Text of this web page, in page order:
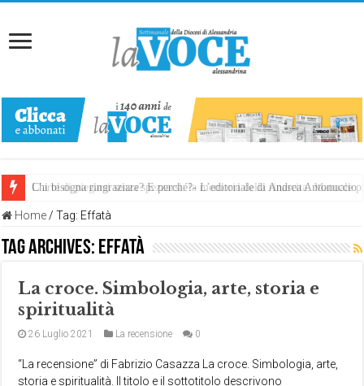
Chi bisogna ringraziare? E perché?- L’editoriale di Andrea Antonuccio
L’arte di piegarsi senza spezzarsi: la memoria della rinascita.
Home / Tag: Effatà
Tag Archives: Effatà
La croce. Simbologia, arte, storia e
spiritualità
26 Luglio 2021 La recensione 0
“La recensione” di Fabrizio Casazza La croce. Simbologia, arte,
storia e spiritualità. Il titolo e il sottotitolo descrivono